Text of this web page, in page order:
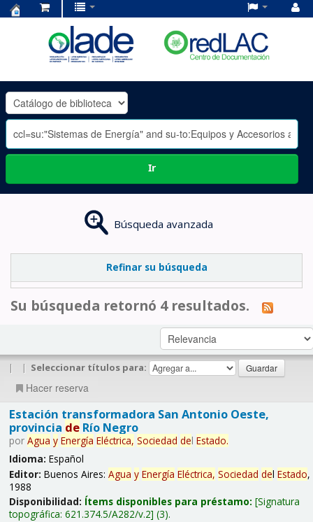
OLADE
-
Ir
Búsqueda avanzada
Refinar su búsqueda
Su búsqueda retornó 4 resultados.
| | Seleccionar títulos para:
Hacer reserva
Estación transformadora San Antonio Oeste,
provincia deRío Negro
por Agua y Energía Eléctrica, Sociedad del Estado.
Idioma: Español
Editor: Buenos Aires: Agua y Energía Eléctrica, Sociedad del Estado,
1988
Disponibilidad: Ítems disponibles para préstamo: Signatura
topográfica: 621.374.5/A282/v.2 (3).